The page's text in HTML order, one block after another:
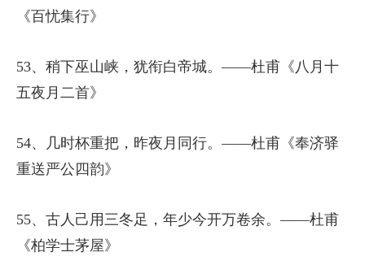
《百忧集行》
53、稍下巫山峡，犹衔白帝城。——杜甫《八月十
五夜月二首》
54、几时杯重把，昨夜月同行。——杜甫《奉济驿
重送严公四韵》
55、古人己用三冬足，年少今开万卷余。——杜甫
《柏学士茅屋》